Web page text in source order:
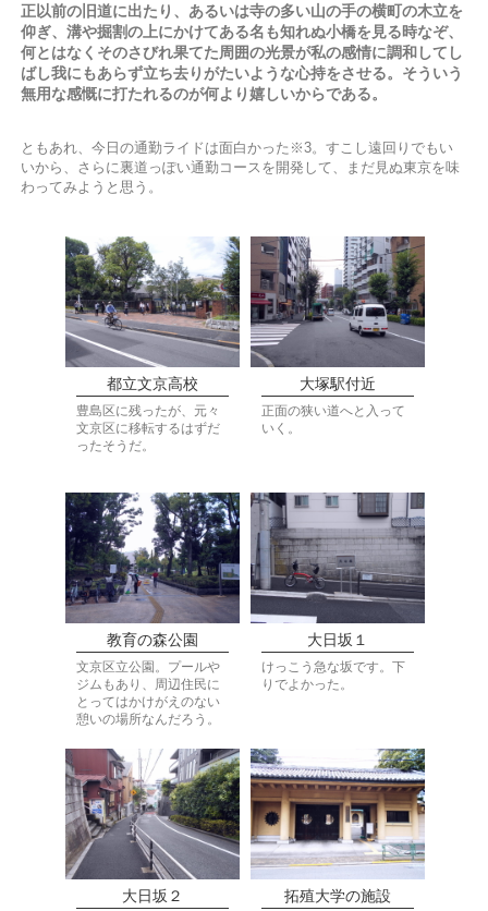
正以前の旧道に出たり、あるいは寺の多い山の手の横町の木立を
仰ぎ、溝や掘割の上にかけてある名も知れぬ小橋を見る時なぞ、
何とはなくそのさびれ果てた周囲の光景が私の感情に調和してし
ばし我にもあらず立ち去りがたいような心持をさせる。そういう
無用な感慨に打たれるのが何より嬉しいからである。
ともあれ、今日の通勤ライドは面白かった※3。すこし遠回りでもい
いから、さらに裏道っぽい通勤コースを開発して、まだ見ぬ東京を味
わってみようと思う。
都立文京高校
豊島区に残ったが、元々
文京区に移転するはずだ
ったそうだ。
大塚駅付近
正面の狭い道へと入って
いく。
教育の森公園
文京区立公園。プールや
ジムもあり、周辺住民に
とってはかけがえのない
憩いの場所なんだろう。
大日坂１
けっこう急な坂です。下
りでよかった。
大日坂２ 拓殖大学の施設